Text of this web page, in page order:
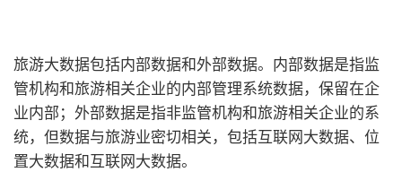
旅游大数据包括内部数据和外部数据。内部数据是指监
管机构和旅游相关企业的内部管理系统数据，保留在企
业内部；外部数据是指非监管机构和旅游相关企业的系
统，但数据与旅游业密切相关，包括互联网大数据、位
置大数据和互联网大数据。